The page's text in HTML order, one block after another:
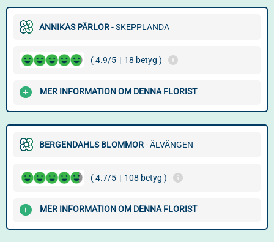
ANNIKAS PÄRLOR- SKEPPLANDA
( 4.9/5 | 18 betyg )
MER INFORMATION OM DENNA FLORIST
BERGENDAHLS BLOMMOR- ÄLVÄNGEN
( 4.7/5 | 108 betyg )
MER INFORMATION OM DENNA FLORIST